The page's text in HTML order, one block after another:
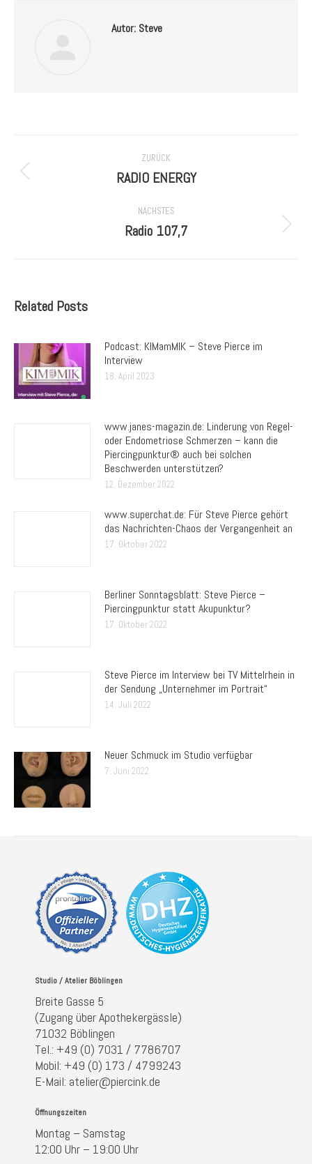
Autor: Steve
ZURÜCK
Vorheriger
RADIO ENERGY
NÄCHSTES
Nächster
Radio 107,7
Related Posts
Podcast: KIMamMIK – Steve Pierce im
Interview
18. April 2023
www.janes-magazin.de: Linderung von Regel-
oder Endometriose Schmerzen – kann die
Piercingpunktur® auch bei solchen
Beschwerden unterstützen?
12. Dezember 2022
www.superchat.de: Für Steve Pierce gehört
das Nachrichten-Chaos der Vergangenheit an
17. Oktober 2022
Berliner Sonntagsblatt: Steve Pierce –
Piercingpunktur statt Akupunktur?
17. Oktober 2022
Steve Pierce im Interview bei TV Mittelrhein in
der Sendung „Unternehmer im Portrait“
14. Juli 2022
Neuer Schmuck im Studio verfügbar
7. Juni 2022
Studio / Atelier Böblingen
Breite Gasse 5
(Zugang über Apothekergässle)
71032 Böblingen
Tel.: +49 (0) 7031 / 7786707
Mobil: +49 (0) 173 / 4799243
E-Mail: atelier@piercink.de
Öffnungszeiten
Montag – Samstag
12:00 Uhr – 19:00 Uhr